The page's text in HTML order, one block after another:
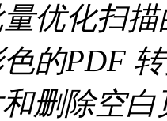
优化扫
的PDF
删除空